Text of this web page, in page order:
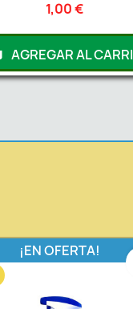
1,00 €
AGREGAR AL
¡EN OFERTA!